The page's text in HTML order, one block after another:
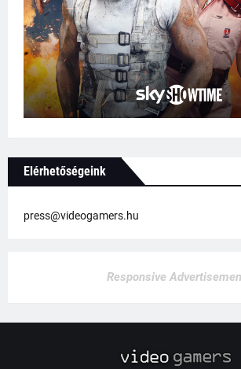
Elérhetőségeink
press@videogamers.hu
Responsive